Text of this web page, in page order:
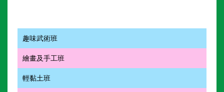
趣味武術班
繪畫及手工班
輕黏土班